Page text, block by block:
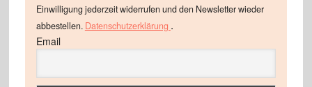
Einwilligung jederzeit widerrufen und den Newsletter wieder
abbestellen. Datenschutzerklärung .
Email